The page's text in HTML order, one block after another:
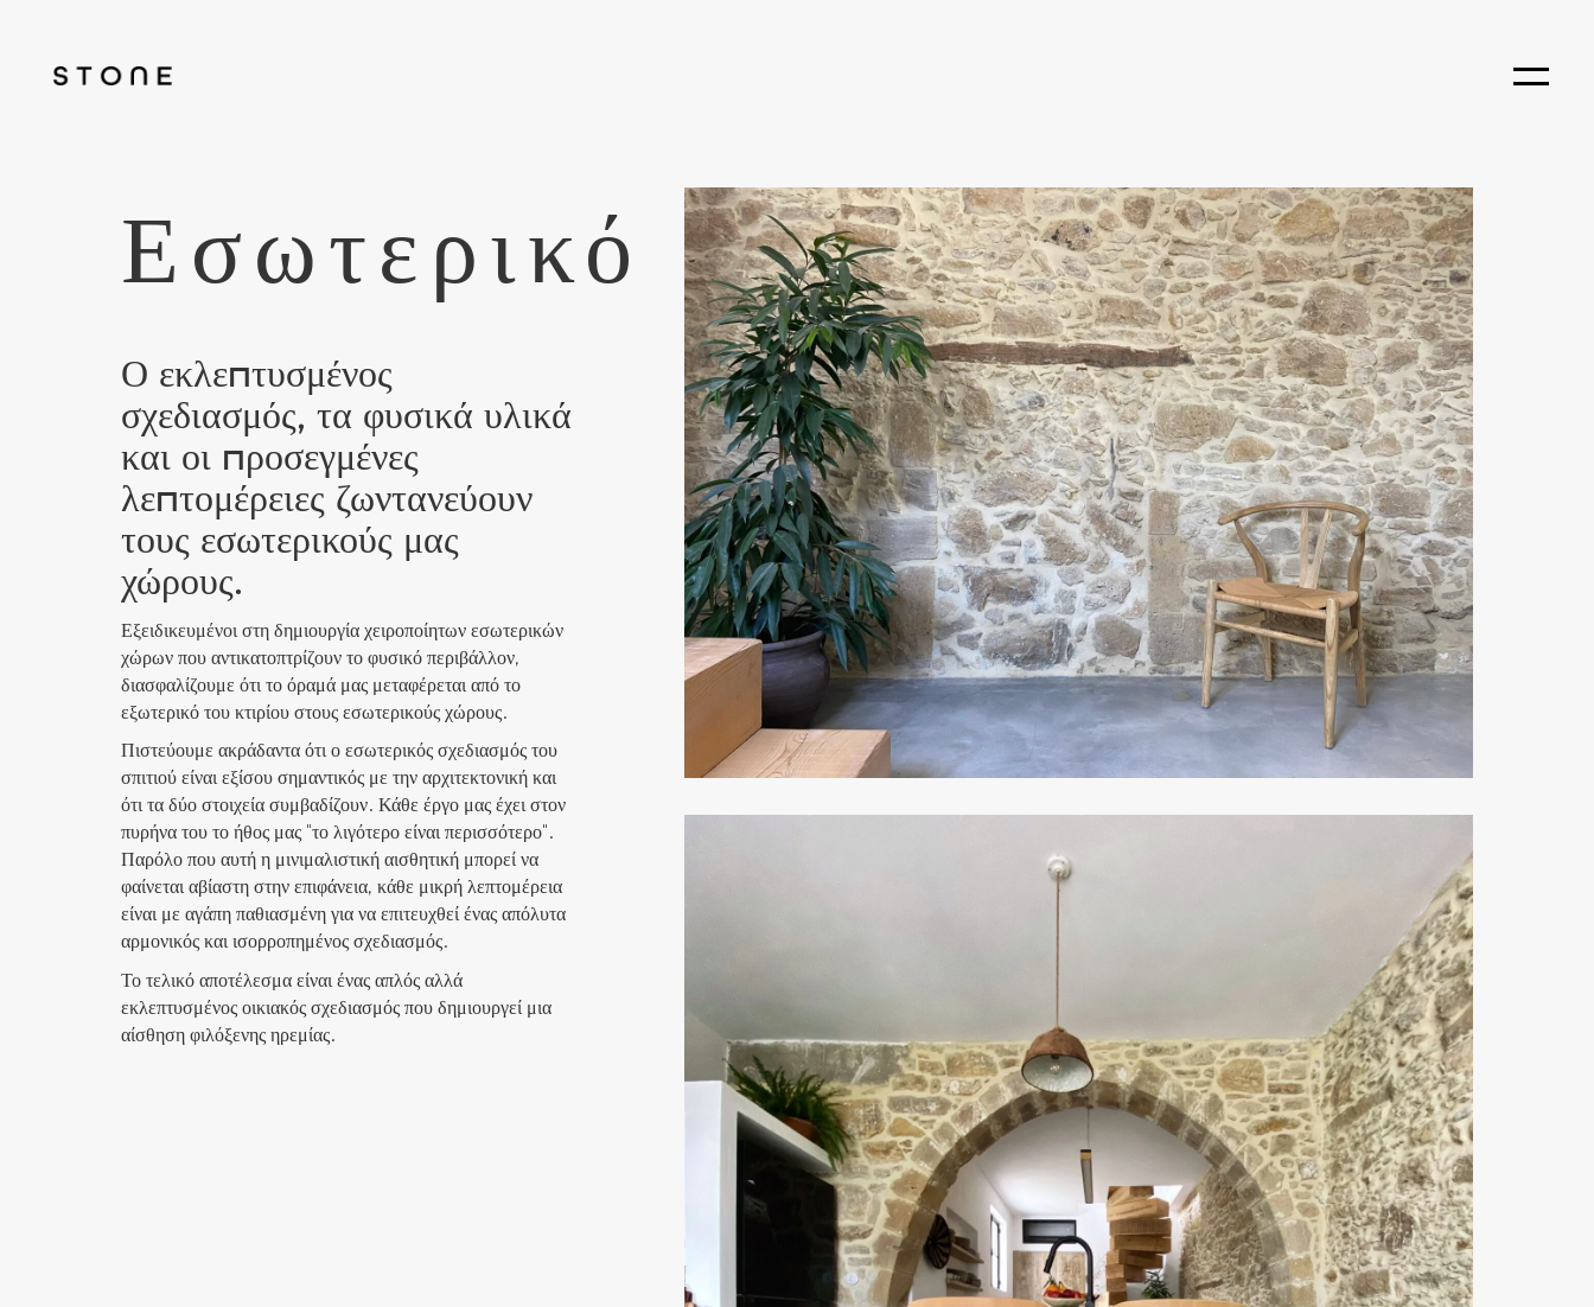
Εσωτερικό
Ο εκλεπτυσμένος
σχεδιασμός, τα φυσικά υλικά
και οι προσεγμένες
λεπτομέρειες ζωντανεύουν
τους εσωτερικούς μας
χώρους.
Εξειδικευμένοι στη δημιουργία χειροποίητων εσωτερικών
χώρων που αντικατοπτρίζουν το φυσικό περιβάλλον,
διασφαλίζουμε ότι το όραμά μας μεταφέρεται από το
εξωτερικό του κτιρίου στους εσωτερικούς χώρους.
Πιστεύουμε ακράδαντα ότι ο εσωτερικός σχεδιασμός του
σπιτιού είναι εξίσου σημαντικός με την αρχιτεκτονική και
ότι τα δύο στοιχεία συμβαδίζουν. Κάθε έργο μας έχει στον
πυρήνα του το ήθος μας "το λιγότερο είναι περισσότερο".
Παρόλο που αυτή η μινιμαλιστική αισθητική μπορεί να
φαίνεται αβίαστη στην επιφάνεια, κάθε μικρή λεπτομέρεια
είναι με αγάπη παθιασμένη για να επιτευχθεί ένας απόλυτα
αρμονικός και ισορροπημένος σχεδιασμός.
Το τελικό αποτέλεσμα είναι ένας απλός αλλά
εκλεπτυσμένος οικιακός σχεδιασμός που δημιουργεί μια
αίσθηση φιλόξενης ηρεμίας.